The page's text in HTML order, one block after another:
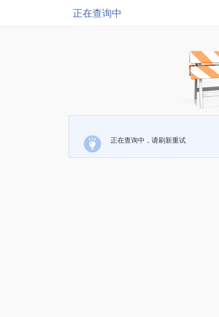
正在查询中
正在查询中，请刷新重试